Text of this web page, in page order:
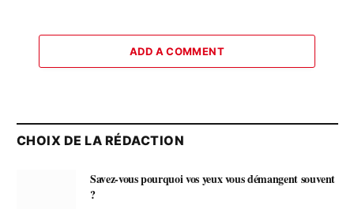
ADD A COMMENT
CHOIX DE LA RÉDACTION
Savez-vous pourquoi vos yeux vous démangent souvent
?